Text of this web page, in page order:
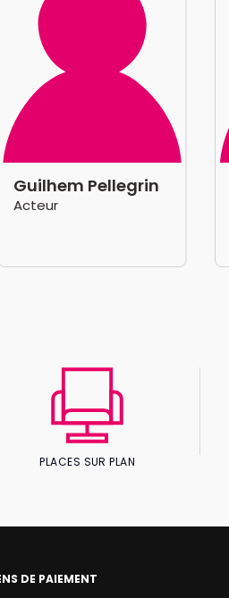
Guilhem Pellegrin
Acteur
PLACES SUR PLAN
DE PAIEMENT